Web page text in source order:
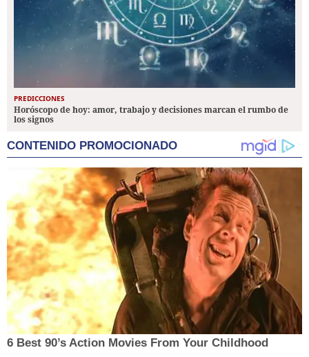
PREDICCIONES
Horóscopo de hoy: amor, trabajo y decisiones marcan el rumbo de
los signos
CONTENIDO PROMOCIONADO
6 Best 90’s Action Movies From Your Childhood